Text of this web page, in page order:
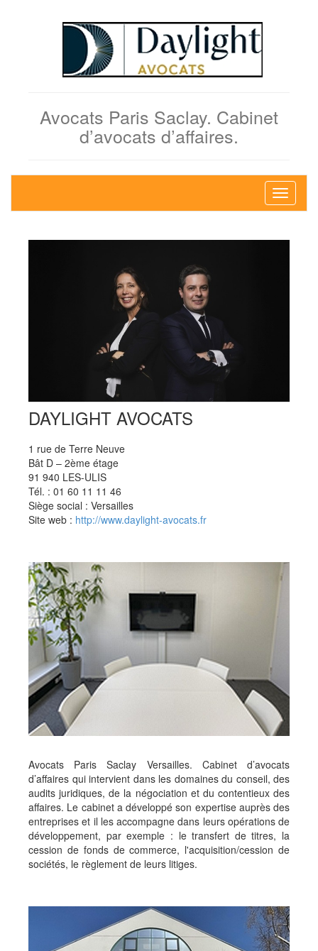
Avocats Paris Saclay. Cabinet
d’avocats d’affaires.
Basculer
la
DAYLIGHT AVOCATS
1 rue de Terre Neuve
Bât D – 2ème étage
91 940 LES-ULIS
Tél. : 01 60 11 11 46
Siège social : Versailles
Site web : http://www.daylight-avocats.fr
Avocats Paris Saclay Versailles. Cabinet d’avocats
d’affaires qui intervient dans les domaines du conseil, des
audits juridiques, de la négociation et du contentieux des
affaires. Le cabinet a développé son expertise auprès des
entreprises et il les accompagne dans leurs opérations de
développement, par exemple : le transfert de titres, la
cession de fonds de commerce, l'acquisition/cession de
sociétés, le règlement de leurs litiges.